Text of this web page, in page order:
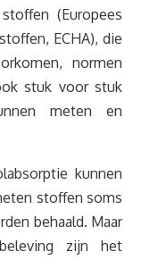
(Europees
ECHA), die
normen
stuk voor stuk
meten en
kunnen
stoffen soms
behaald. Maar
zijn het